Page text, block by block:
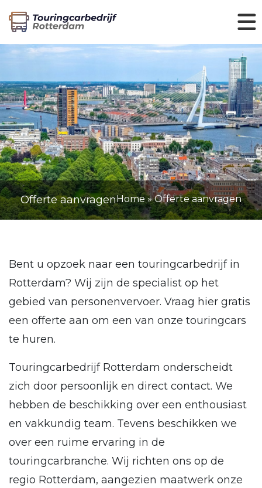
Offerte aanvragenHome»Offerte aanvragen
Bent u opzoek naar een touringcarbedrijf in
Rotterdam? Wij zijn de specialist op het
gebied van personenvervoer. Vraag hier gratis
een offerte aan om een van onze touringcars
te huren.
Touringcarbedrijf Rotterdam onderscheidt
zich door persoonlijk en direct contact. We
hebben de beschikking over een enthousiast
en vakkundig team. Tevens beschikken we
over een ruime ervaring in de
touringcarbranche. Wij richten ons op de
regio Rotterdam, aangezien maatwerk onze